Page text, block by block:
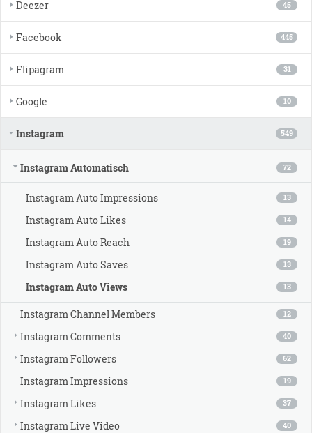
45
Deezer
445
Facebook
31
Flipagram
10
Google
549
Instagram
72
Instagram Automatisch
13
Instagram Auto Impressions
14
Instagram Auto Likes
19
Instagram Auto Reach
13
Instagram Auto Saves
13
Instagram Auto Views
12
Instagram Channel Members
40
Instagram Comments
62
Instagram Followers
19
Instagram Impressions
37
Instagram Likes
40
Instagram Live Video